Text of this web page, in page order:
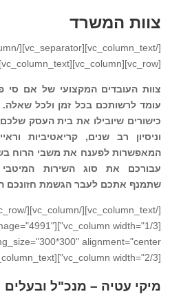
צוות המשרד
[vc_row][vc_column][vc_column_text]
צוות העובדים המקצועי של אם סי
עומד לרשותכם בכל זמן ולכל שאלה.
כישורים שיובילו את בית העסק
וניסיון רב שנים, קריאטיביות
המאפשרות לפענח את משבי הרוח
עבורכם את סוג השירות המיטבי
שתמנף אתכם לעבר הגשמת חזונכם
image="4991"
[vc_column width="2/3"][vc_column_text]
מיקי עטיה – מנכ"ל ובעלים